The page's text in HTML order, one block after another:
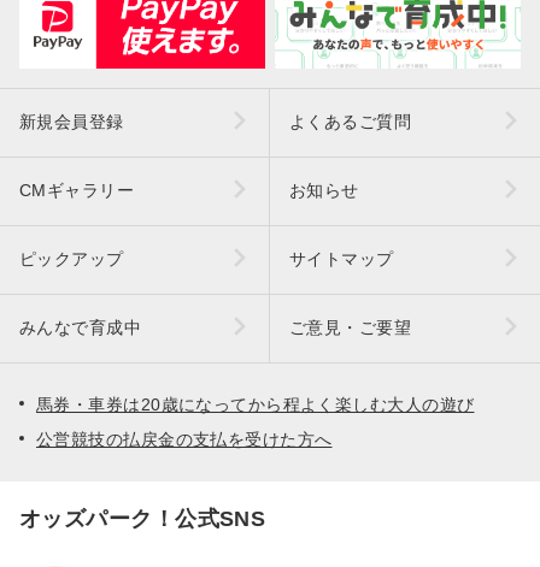
新規会員登録 よくあるご質問
CMギャラリー お知らせ
ピックアップ サイトマップ
みんなで育成中 ご意見・ご要望
馬券・車券は20歳になってから程よく楽しむ大人の遊び
公営競技の払戻金の支払を受けた方へ
オッズパーク！公式SNS